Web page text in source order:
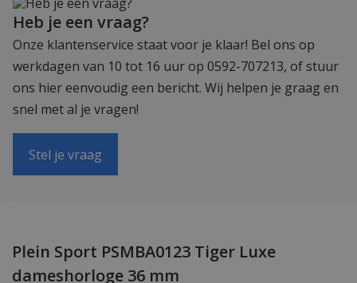
Heb je een vraag?
Onze klantenservice staat voor je klaar! Bel ons op
werkdagen van 10 tot 16 uur op 0592-707213, of stuur
ons hier eenvoudig een bericht. Wij helpen je graag en
snel met al je vragen!
Stel je vraag
Plein Sport PSMBA0123 Tiger Luxe
dameshorloge 36 mm